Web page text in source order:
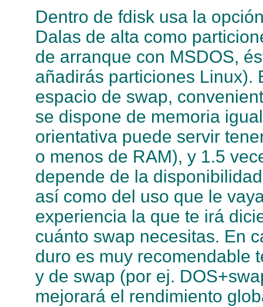
Dentro de fdisk usa la
Dalas de alta como
de arranque con MSDOS,
añadirás particiones Linux).
espacio de swap,
se dispone de memoria
orientativa puede servir
o menos de RAM), y 1.5
depende de la
así como del uso que le
experiencia la que te irá
cuánto swap necesitas. En
duro es muy recomendable
y de swap (por ej.
mejorará el rendimiento